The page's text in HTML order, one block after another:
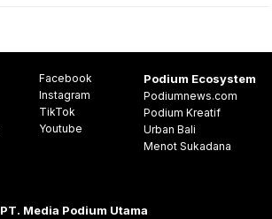
Facebook
Instagram
TikTok
Youtube
Podium Ecosystem
Podiumnews.com
Podium Kreatif
Urban Bali
Menot Sukadana
PT. Media Podium Utama